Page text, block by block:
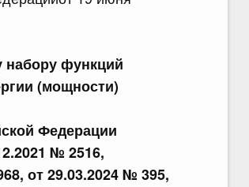
функций
(мощности)
Федерации
№ 2516,
от 29.03.2024 № 395,